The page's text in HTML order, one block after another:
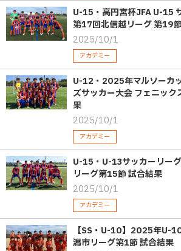
U-15・高円宮杯JFA U-15
第17回北信越リーグ 第19
2025/10/1
アカデミー
U-12・2025年マルソーカ
ズサッカー大会 フェニック
果
2025/10/1
アカデミー
U-15・U-13サッカーリー
リーグ第15節 試合結果
2025/10/1
アカデミー
【SS・U-10】2025年U-
潟市リーグ第1節 試合結果